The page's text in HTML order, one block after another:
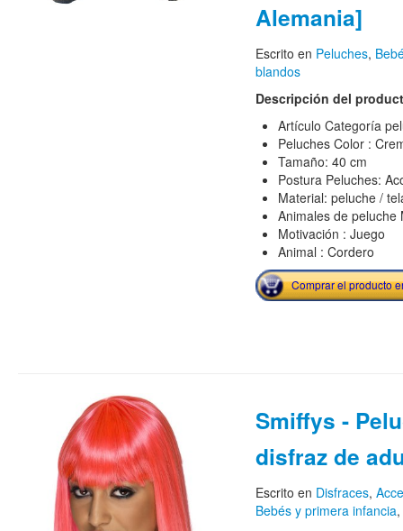
Alemania]
Escrito en Peluches,
blandos
Descripción del
Artículo Categoría
Peluches Color :
Tamaño: 40 cm
Postura Peluches:
Material: peluche /
Animales de peluche
Motivación : Juego
Animal : Cordero
Comprar el producto
Smiffys -
disfraz de
Escrito en Disfraces,
Bebés y primera infancia,